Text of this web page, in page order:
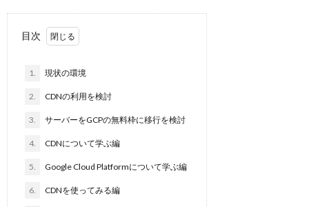
目次
1. 現状の環境
2. CDNの利用を検討
3. サーバーをGCPの無料枠に移行を検討
4. CDNについて学ぶ編
5. Google Cloud Platformについて学ぶ編
6. CDNを使ってみる編